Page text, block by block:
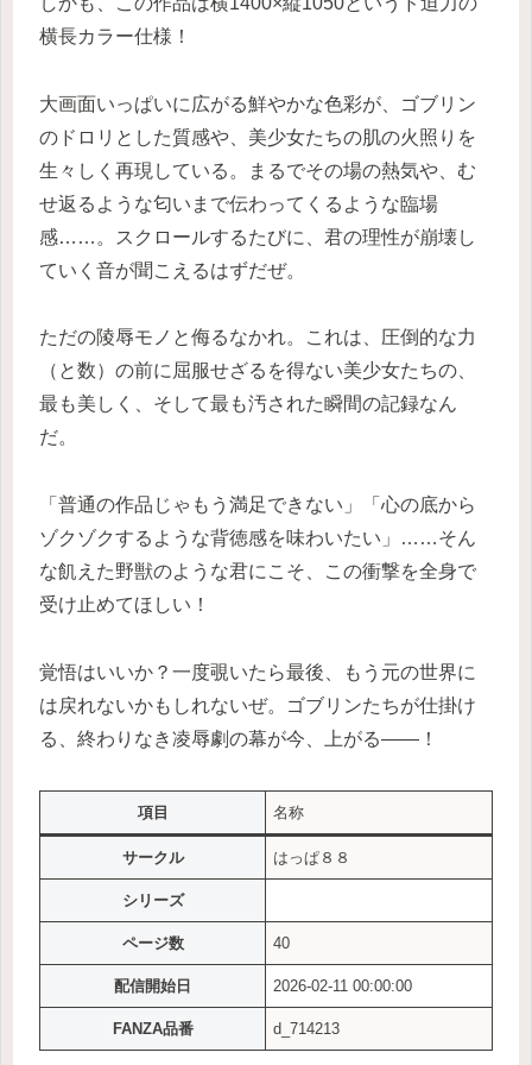
横長カラー仕様！
大画面いっぱいに広がる鮮やかな色彩が、ゴブリン
のドロリとした質感や、美少女たちの肌の火照りを
生々しく再現している。まるでその場の熱気や、む
せ返るような匂いまで伝わってくるような臨場
感……。スクロールするたびに、君の理性が崩壊し
ていく音が聞こえるはずだぜ。
ただの陵辱モノと侮るなかれ。これは、圧倒的な力
（と数）の前に屈服せざるを得ない美少女たちの、
最も美しく、そして最も汚された瞬間の記録なん
だ。
「普通の作品じゃもう満足できない」「心の底から
ゾクゾクするような背徳感を味わいたい」……そん
な飢えた野獣のような君にこそ、この衝撃を全身で
受け止めてほしい！
覚悟はいいか？一度覗いたら最後、もう元の世界に
は戻れないかもしれないぜ。ゴブリンたちが仕掛け
る、終わりなき凌辱劇の幕が今、上がる――！
項目 名称
サークル はっぱ８８
シリーズ
ページ数 40
配信開始日 2026-02-11 00:00:00
FANZA品番 d_714213